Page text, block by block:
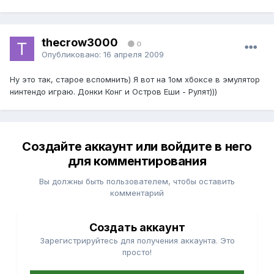
thecrow3000 0
Опубликовано: 16 апреля 2009
Ну это так, старое вспомнить) Я вот на 1ом хбоксе в эмулятор
нинтендо играю. Донки Конг и Остров Еши - Рулят)))
Создайте аккаунт или войдите в него
для комментирования
Вы должны быть пользователем, чтобы оставить
комментарий
Создать аккаунт
Зарегистрируйтесь для получения аккаунта. Это
просто!